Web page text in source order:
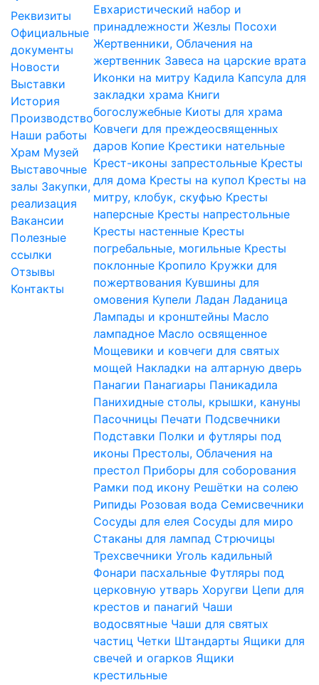
Реквизиты
Официальные
документы
Новости
Выставки
История
Производство
Наши работы
Храм Музей
Выставочные
залы Закупки,
реализация
Вакансии
Полезные
ссылки
Отзывы
Контакты
Евхаристический набор и
принадлежности Жезлы Посохи
Жертвенники, Облачения на
жертвенник Завеса на царские врата
Иконки на митру Кадила Капсула для
закладки храма Книги
богослужебные Киоты для храма
Ковчеги для преждеосвященных
даров Копие Крестики нательные
Крест-иконы запрестольные Кресты
для дома Кресты на купол Кресты на
митру, клобук, скуфью Кресты
наперсные Кресты напрестольные
Кресты настенные Кресты
погребальные, могильные Кресты
поклонные Кропило Кружки для
пожертвования Кувшины для
омовения Купели Ладан Ладаница
Лампады и кронштейны Масло
лампадное Масло освященное
Мощевики и ковчеги для святых
мощей Накладки на алтарную дверь
Панагии Панагиары Паникадила
Панихидные столы, крышки, кануны
Пасочницы Печати Подсвечники
Подставки Полки и футляры под
иконы Престолы, Облачения на
престол Приборы для соборования
Рамки под икону Решётки на солею
Рипиды Розовая вода Семисвечники
Сосуды для елея Сосуды для миро
Стаканы для лампад Стрючицы
Трехсвечники Уголь кадильный
Фонари пасхальные Футляры под
церковную утварь Хоругви Цепи для
крестов и панагий Чаши
водосвятные Чаши для святых
частиц Четки Штандарты Ящики для
свечей и огарков Ящики
крестильные